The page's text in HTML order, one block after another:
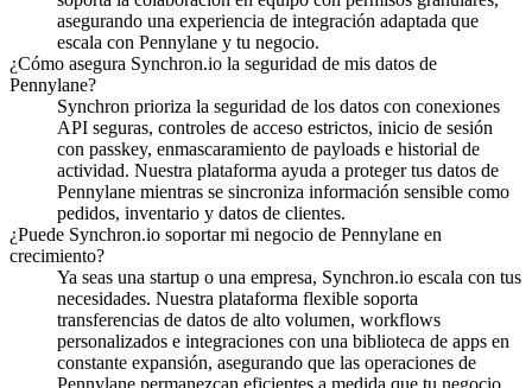
asegurando una experiencia de integración adaptada que
escala con Pennylane y tu negocio.
¿Cómo asegura Synchron.io la seguridad de mis datos de
Pennylane?
Synchron prioriza la seguridad de los datos con conexiones
API seguras, controles de acceso estrictos, inicio de sesión
con passkey, enmascaramiento de payloads e historial de
actividad. Nuestra plataforma ayuda a proteger tus datos de
Pennylane mientras se sincroniza información sensible como
pedidos, inventario y datos de clientes.
¿Puede Synchron.io soportar mi negocio de Pennylane en
crecimiento?
Ya seas una startup o una empresa, Synchron.io escala con tus
necesidades. Nuestra plataforma flexible soporta
transferencias de datos de alto volumen, workflows
personalizados e integraciones con una biblioteca de apps en
constante expansión, asegurando que las operaciones de
Pennylane permanezcan eficientes a medida que tu negocio